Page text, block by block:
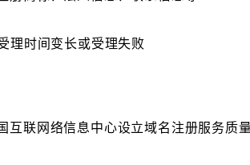
理时间变长或受理失败
联网络信息中心设立域名注册服务质